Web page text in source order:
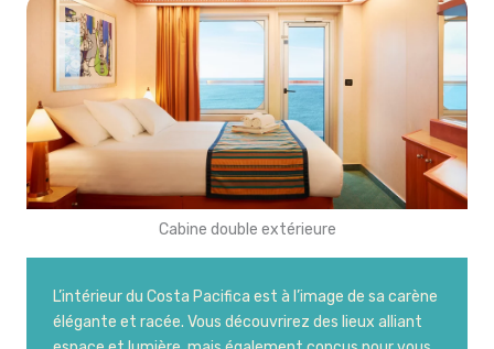
Cabine double extérieure
L’intérieur du Costa Pacifica est à l’image de sa carène
élégante et racée. Vous découvrirez des lieux alliant